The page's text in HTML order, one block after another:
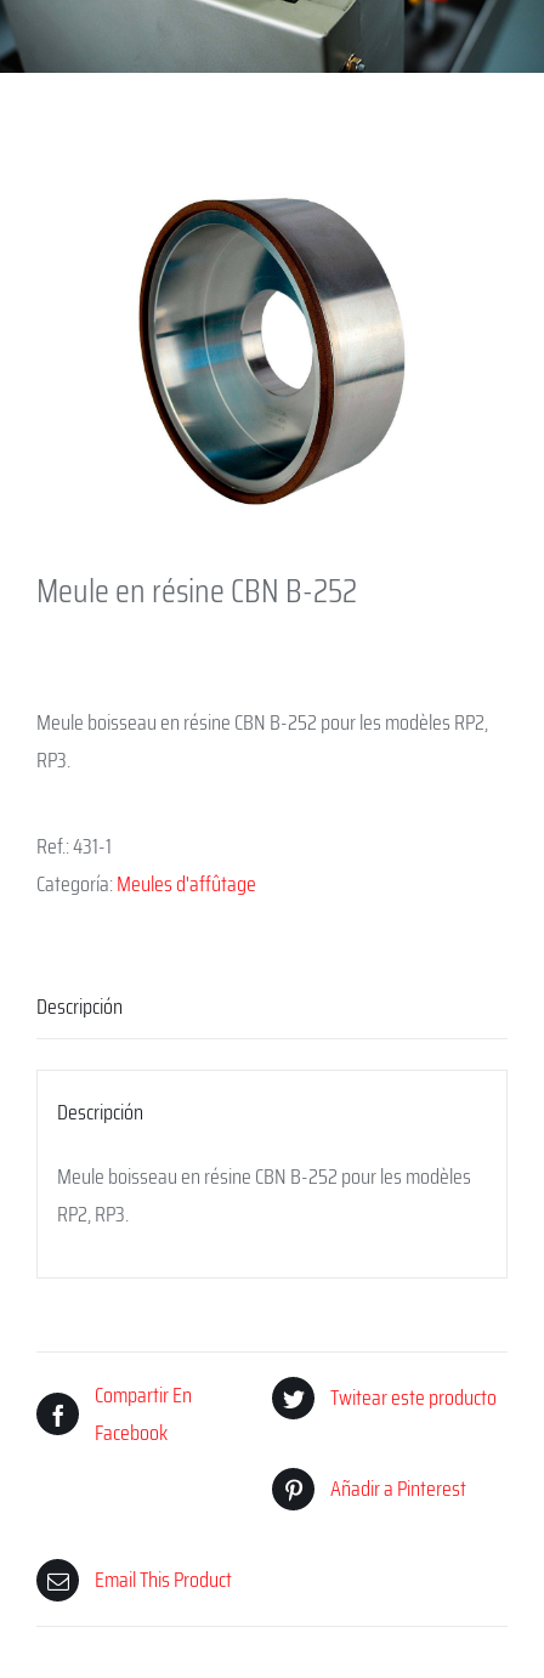
Meule en résine CBN B-252
Meule boisseau en résine CBN B-252 pour les modèles RP2,
RP3.
Ref.:431-1
Categoría:Meules d'affûtage
Descripción
Descripción
Meule boisseau en résine CBN B-252 pour les modèles
RP2, RP3.
Compartir En
Facebook
Twitear este producto
Añadir a Pinterest
Email This Product